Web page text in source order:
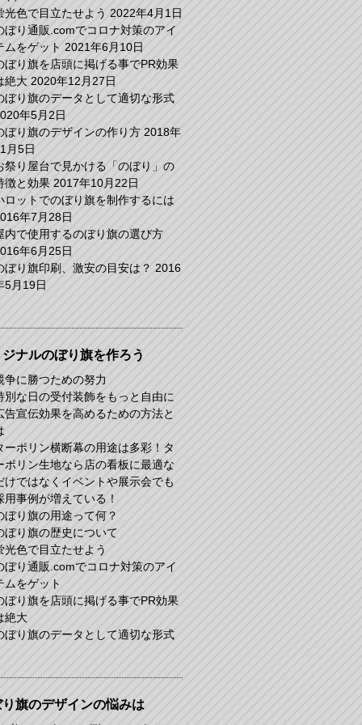
光色で目立たせよう 2022年4月1日
ぼり通販.comでコロナ対策のアイ
ムをゲット 2021年6月10日
ぼり旗を店頭に掲げる事でPR効果
絶大 2020年12月27日
ぼり旗のデータとして適切な形式
年5月2日
ぼり旗のデザインの作り方 2018年
月5日
祭り屋台で見かける「のぼり」の
徴と効果 2017年10月22日
ロットでのぼり旗を制作するには
年7月28日
内で使用するのぼり旗の選び方
年6月25日
ぼり旗印刷、激安の目安は？ 2016
5月19日
ナルのぼり旗を作ろう
争に勝つための努力
別な日の受付装飾をもっと自由に
告宣伝効果を高めるための方法と
ーポリン横断幕の用途は多彩！タ
ポリン生地なら店の看板に最適な
けではなくイベントや展示会でも
用事例が増えている！
ぼり旗の用途って何？
ぼり旗の歴史について
光色で目立たせよう
ぼり通販.comでコロナ対策のアイ
ムをゲット
ぼり旗を店頭に掲げる事でPR効果
絶大
ぼり旗のデータとして適切な形式
旗のデザインの悩みは